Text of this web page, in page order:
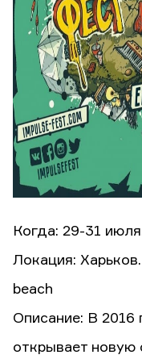
Когда: 29-31
Локация:
beach
Описание: В 2016
открывает новую